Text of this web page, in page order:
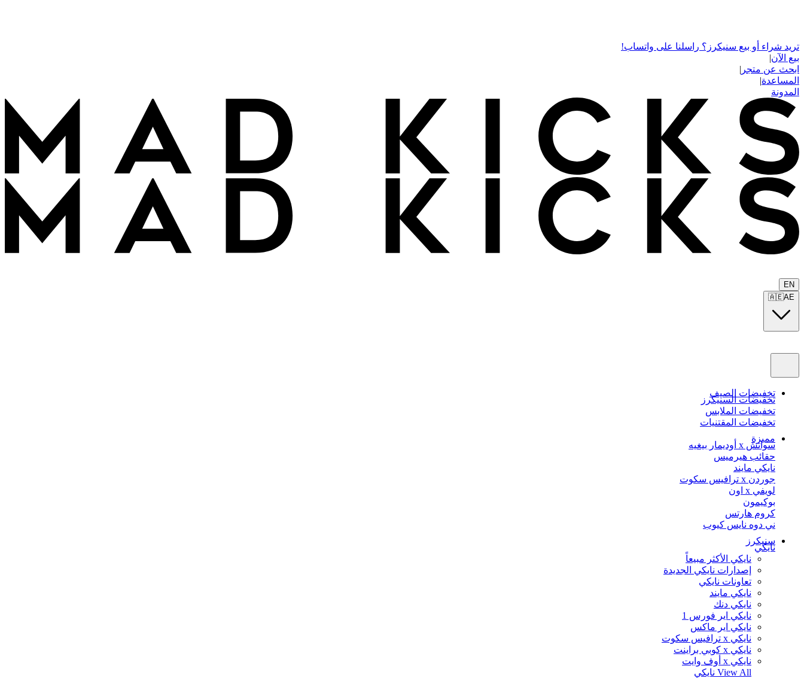
تريد شراء أو بيع سنيكرز؟ راسلنا على واتساب!
بيع الآن|
ابحث عن متجر |
المساعدة|
المدونة
EN
🇦🇪AE
تخفيضات الصيف
تخفيضات السنيكرز
تخفيضات الملابس
تخفيضات المقتنيات
مميزة
سواتش x أوديمار بيغيه
حقائب هيرميس
نايكي مايند
جوردن x ترافيس سكوت
لويفي x اون
بوكيمون
كروم هارتس
ني دوه نايس كيوب
سنيكرز
نايكي
نايكي الأكثر مبيعاً
إصدارات نايكي الجديدة
تعاونات نايكي
نايكي مايند
نايكي دنك
نايكي اير فورس 1
نايكي اير ماكس
نايكي x ترافيس سكوت
نايكي x كوبي براينت
نايكي x أوف وايت
View All نايكي